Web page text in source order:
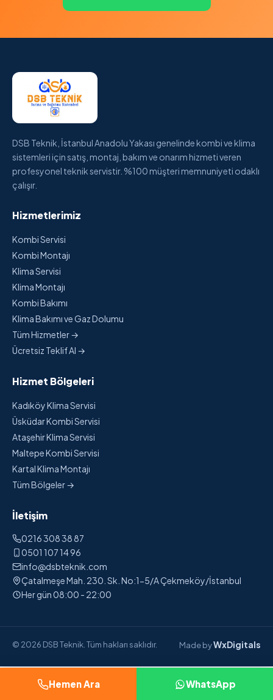
DSB Teknik, İstanbul Anadolu Yakası genelinde kombi ve klima
sistemleri için satış, montaj, bakım ve onarım hizmeti veren
profesyonel teknik servistir. %100 müşteri memnuniyeti odaklı
çalışır.
Hizmetlerimiz
Kombi Servisi
Kombi Montajı
Klima Servisi
Klima Montajı
Kombi Bakımı
Klima Bakımı ve Gaz Dolumu
Tüm Hizmetler →
Ücretsiz Teklif Al →
Hizmet Bölgeleri
Kadıköy Klima Servisi
Üsküdar Kombi Servisi
Ataşehir Klima Servisi
Maltepe Kombi Servisi
Kartal Klima Montajı
Tüm Bölgeler →
İletişim
0216 308 38 87
0501 107 14 96
info@dsbteknik.com
Çatalmeşe Mah. 230. Sk. No:1-5/A Çekmeköy/İstanbul
Her gün 08:00 - 22:00
© 2026 DSB Teknik. Tüm hakları saklıdır. Made byWxDigitals
Hemen Ara WhatsApp